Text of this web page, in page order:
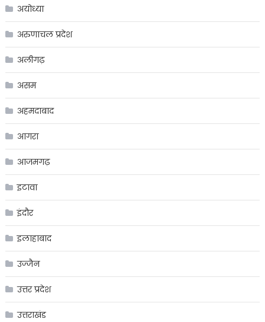
अयोध्या
अरुणाचल प्रदेश
अलीगढ़
असम
अहमदाबाद
आगरा
आजमगढ़
इटावा
इंदौर
इलाहाबाद
उज्जैन
उत्तर प्रदेश
उत्तराखंड